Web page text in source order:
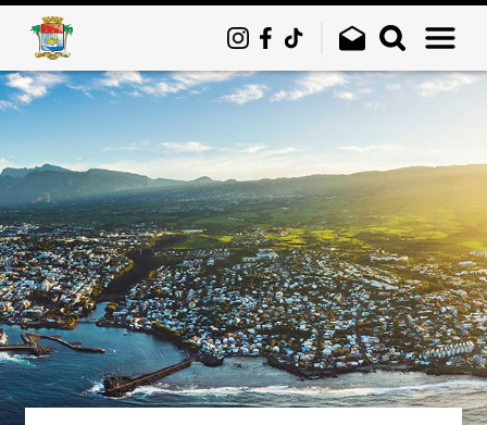
Panneau de gestion des cookies